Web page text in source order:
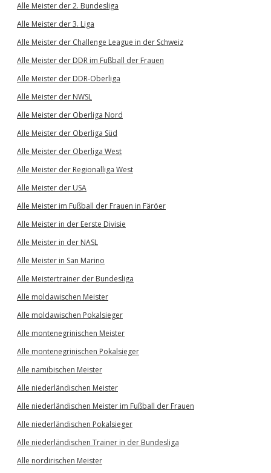
Alle Meister der 2. Bundesliga
Alle Meister der 3. Liga
Alle Meister der Challenge League in der Schweiz
Alle Meister der DDR im Fußball der Frauen
Alle Meister der DDR-Oberliga
Alle Meister der NWSL
Alle Meister der Oberliga Nord
Alle Meister der Oberliga Süd
Alle Meister der Oberliga West
Alle Meister der Regionalliga West
Alle Meister der USA
Alle Meister im Fußball der Frauen in Färöer
Alle Meister in der Eerste Divisie
Alle Meister in der NASL
Alle Meister in San Marino
Alle Meistertrainer der Bundesliga
Alle moldawischen Meister
Alle moldawischen Pokalsieger
Alle montenegrinischen Meister
Alle montenegrinischen Pokalsieger
Alle namibischen Meister
Alle niederländischen Meister
Alle niederländischen Meister im Fußball der Frauen
Alle niederländischen Pokalsieger
Alle niederländischen Trainer in der Bundesliga
Alle nordirischen Meister